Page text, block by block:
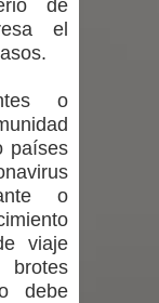
de
el
o
países
o
viaje
debe